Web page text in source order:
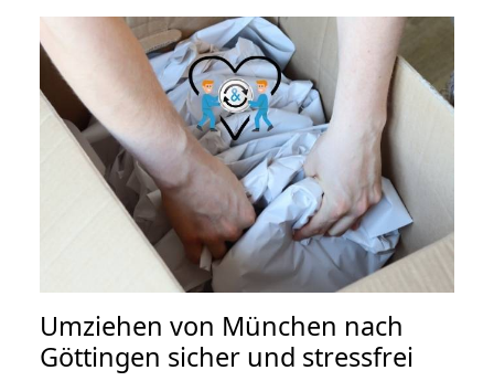
Umziehen von München nach
Göttingen sicher und stressfrei